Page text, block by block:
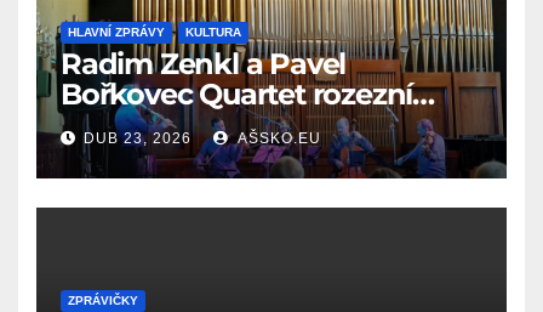
HLAVNÍ ZPRÁVY KULTURA
Radim Zenkl a Pavel
Bořkovec Quartet rozezní
Ašské jaro netradičním
spojením žánrů
DUB 23, 2026 AŠSKO.EU
ZPRÁVIČKY